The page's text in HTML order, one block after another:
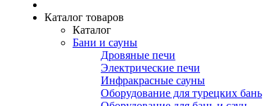
Каталог товаров
Каталог
Бани и сауны
Дровяные печи
Электрические печи
Инфракрасные сауны
Оборудование для турецких бань